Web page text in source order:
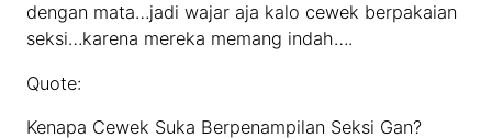
dengan mata…jadi wajar aja kalo cewek berpakaian
seksi…karena mereka memang indah….
Quote:
Kenapa Cewek Suka Berpenampilan Seksi Gan?